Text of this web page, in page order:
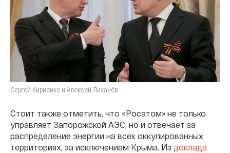
Сергей Кириенко и Алексей Лихачëв
Стоит также отметить, что «Росатом» не только
управляет Запорожской АЭС, но и отвечает за
распределение энергии на всех оккупированных
территориях, за исключением Крыма. Из доклада